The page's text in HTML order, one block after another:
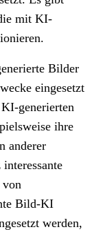
mit KI-
Bilder
eingesetzt
generierten
ihre
anderer
Bild-KI
werden,